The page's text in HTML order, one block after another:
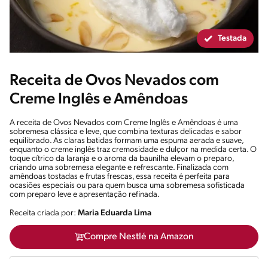
Testada
Receita de Ovos Nevados com
Creme Inglês e Amêndoas
A receita de Ovos Nevados com Creme Inglês e Amêndoas é uma
sobremesa clássica e leve, que combina texturas delicadas e sabor
equilibrado. As claras batidas formam uma espuma aerada e suave,
enquanto o creme inglês traz cremosidade e dulçor na medida certa. O
toque cítrico da laranja e o aroma da baunilha elevam o preparo,
criando uma sobremesa elegante e refrescante. Finalizada com
amêndoas tostadas e frutas frescas, essa receita é perfeita para
ocasiões especiais ou para quem busca uma sobremesa sofisticada
com preparo leve e apresentação refinada.
Receita criada por: Maria Eduarda Lima
Compre Nestlé na Amazon